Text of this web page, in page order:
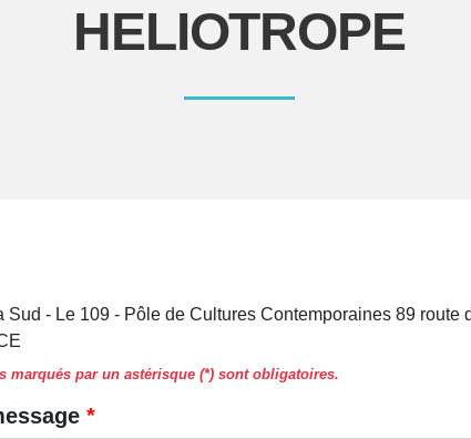
HELIOTROPE
Sud - Le 109 - Pôle de Cultures Contemporaines 89 route
marqués par un astérisque (*) sont obligatoires.